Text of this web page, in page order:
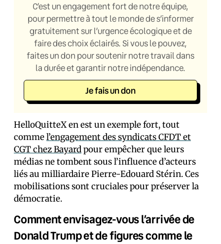
C’est un engagement fort de notre équipe,
pour permettre à tout le monde de s’informer
gratuitement sur l’urgence écologique et de
faire des choix éclairés. Si vous le pouvez,
faites un don pour soutenir notre travail dans
la durée et garantir notre indépendance.
Je fais un don
HelloQuitteX en est un exemple fort, tout
commel’engagement des syndicats CFDT et
CGT chez Bayardpour empêcher que leurs
médias ne tombent sous l’influence d’acteurs
liés au milliardaire Pierre-Edouard Stérin. Ces
mobilisations sont cruciales pour préserver la
démocratie.
Comment envisagez-vous l’arrivée de
Donald Trump et de figures comme le